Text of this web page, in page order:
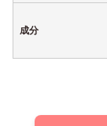
成分